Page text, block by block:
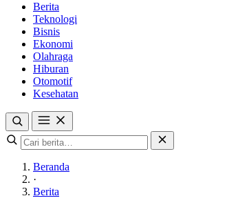
Berita
Teknologi
Bisnis
Ekonomi
Olahraga
Hiburan
Otomotif
Kesehatan
Beranda
·
Berita